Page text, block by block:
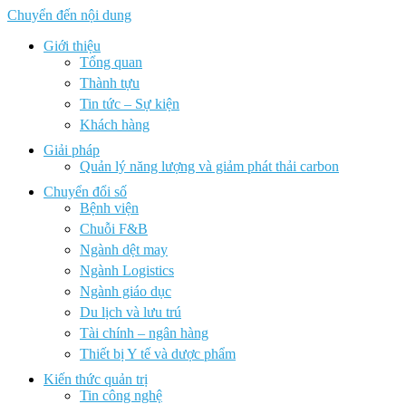
Chuyển đến nội dung
Giới thiệu
Tổng quan
Thành tựu
Tin tức – Sự kiện
Khách hàng
Giải pháp
Quản lý năng lượng và giảm phát thải carbon
Chuyển đổi số
Bệnh viện
Chuỗi F&B
Ngành dệt may
Ngành Logistics
Ngành giáo dục
Du lịch và lưu trú
Tài chính – ngân hàng
Thiết bị Y tế và dược phẩm
Kiến thức quản trị
Tin công nghệ